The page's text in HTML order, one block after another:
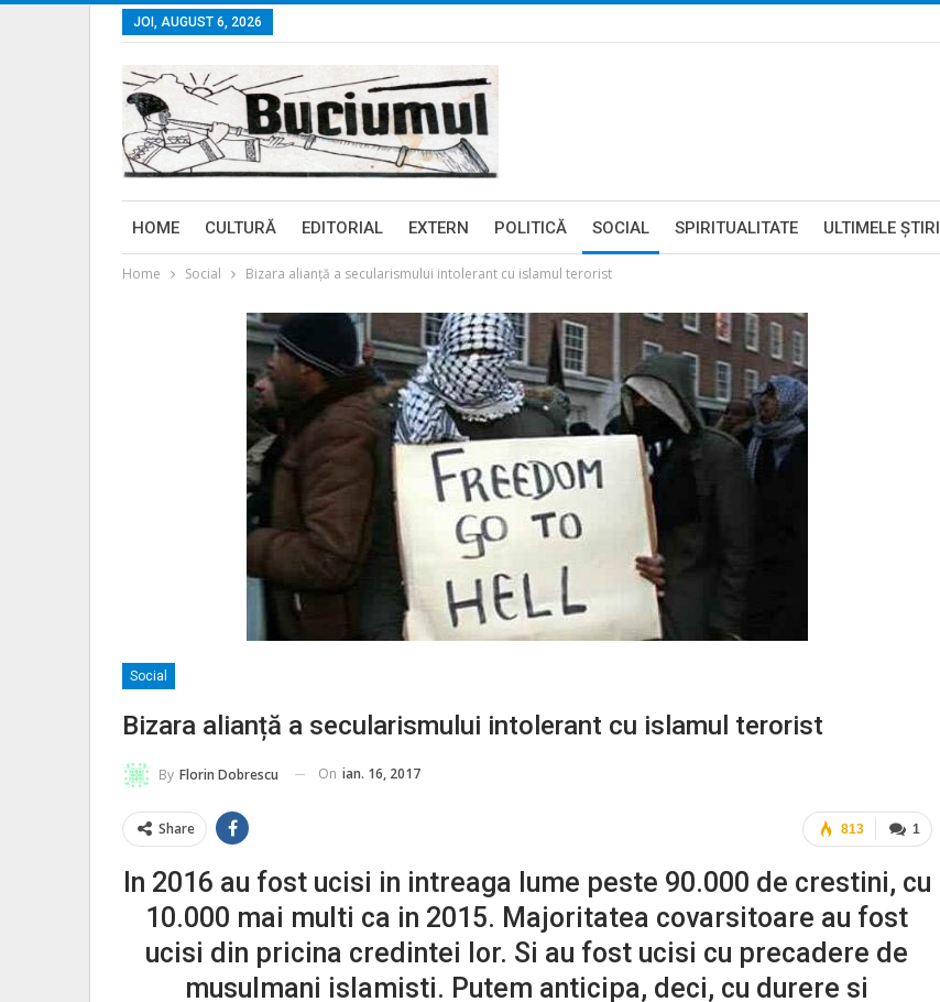
JOI, AUGUST 6, 2026
HOME CULTURĂ EDITORIAL EXTERN POLITICĂ SOCIAL SPIRITUALITATE ULTIMELE ŞTIRI
Home Social Bizara alianță a secularismului intolerant cu islamul terorist
Social
Bizara alianță a secularismului intolerant cu islamul terorist
By Florin Dobrescu On ian. 16, 2017
1
813
Share
In 2016 au fost ucisi in intreaga lume peste 90.000 de crestini, cu
10.000 mai multi ca in 2015. Majoritatea covarsitoare au fost
ucisi din pricina credintei lor. Si au fost ucisi cu precadere de
musulmani islamisti. Putem anticipa, deci, cu durere si